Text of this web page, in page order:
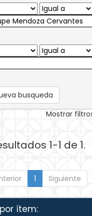
busqueda
Mostrar
1-1 de 1.
1 Siguiente
ítem: